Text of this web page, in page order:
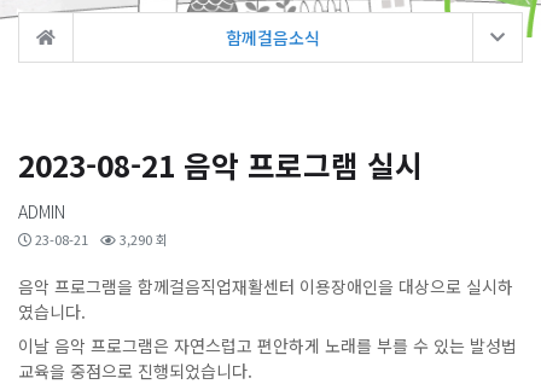
함께걸음소식
2023-08-21 음악 프로그램 실시
ADMIN
23-08-21 3,290 회
음악 프로그램을 함께걸음직업재활센터 이용장애인을 대상으로 실시하
였습니다.
이날 음악 프로그램은 자연스럽고 편안하게 노래를 부를 수 있는 발성법
교육을 중점으로 진행되었습니다.